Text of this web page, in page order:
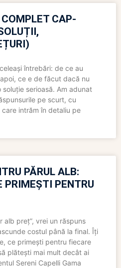
CAP-
întrebări: de ce au
ce e de făcut dacă nu
serioasă. Am adunat
pe scurt, cu
intrăm în detaliu pe
PĂRUL ALB:
PRIMEȘTI PENTRU
alb preț”, vrei un răspuns
costul până la final. Îți
ce primești pentru fiecare
plătești mai mult decât ai
Sereni Capelli Gama